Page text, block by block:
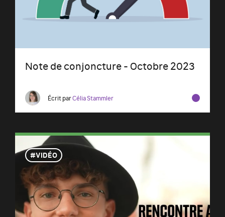
Note de conjoncture - Octobre 2023
Écrit parCélia Stammler
VIDÉO